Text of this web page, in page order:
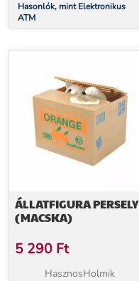
Hasonlók, mint Elektronikus
ATM
ÁLLATFIGURA PERSELY
(MACSKA)
5 290 Ft
HasznosHolmik